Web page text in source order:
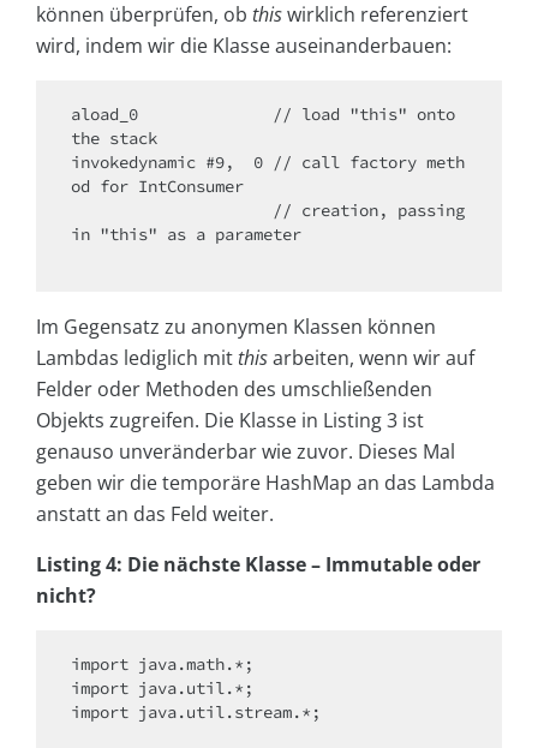
können überprüfen, ob thiswirklich referenziert
wird, indem wir die Klasse auseinanderbauen:
aload_0              // load "this" onto
the stack
invokedynamic #9,  0 // call factory meth
od for IntConsumer
in "this" as a parameter
Im Gegensatz zu anonymen Klassen können
Lambdas lediglich mitthisarbeiten, wenn wir auf
Felder oder Methoden des umschließenden
Objekts zugreifen. Die Klasse in Listing 3 ist
genauso unveränderbar wie zuvor. Dieses Mal
geben wir die temporäre HashMap an das Lambda
anstatt an das Feld weiter.
Listing 4: Die nächste Klasse – Immutable oder
nicht?
import
import
import java.util.stream.*;